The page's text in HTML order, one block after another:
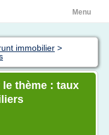
Menu
immobilier >
thème : taux